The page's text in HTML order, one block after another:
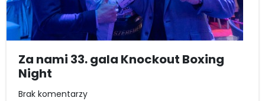
Za nami 33. gala Knockout Boxing
Night
Brak komentarzy